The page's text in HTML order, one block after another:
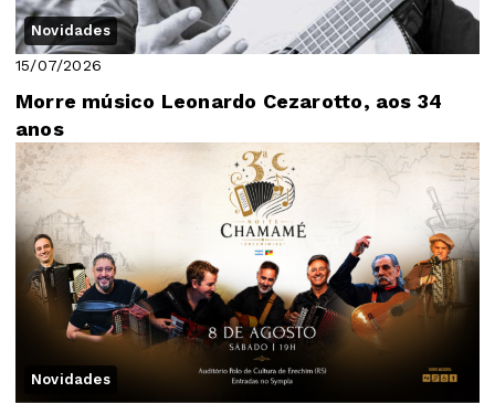
Novidades
15/07/2026
Morre músico Leonardo Cezarotto, aos 34
anos
Novidades